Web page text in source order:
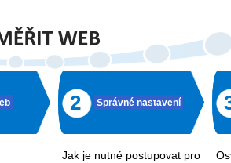
Jak je nutné postupovat pro
2 Správné nastavení